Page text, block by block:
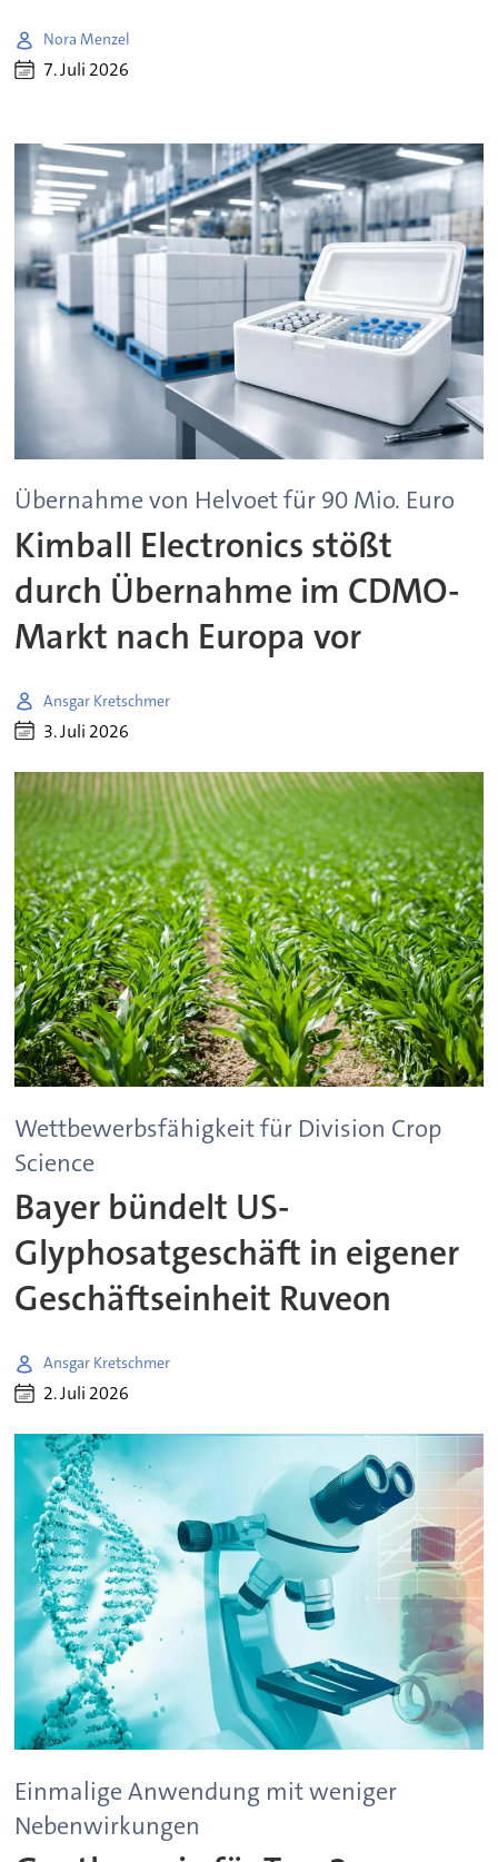
Nora Menzel
7. Juli 2026
Übernahme von Helvoet für 90 Mio. Euro
Kimball Electronics stößt
durch Übernahme im CDMO-
Markt nach Europa vor
Ansgar Kretschmer
3. Juli 2026
Wettbewerbsfähigkeit für Division Crop
Science
Bayer bündelt US-
Glyphosatgeschäft in eigener
Geschäftseinheit Ruveon
Ansgar Kretschmer
2. Juli 2026
Einmalige Anwendung mit weniger
Nebenwirkungen